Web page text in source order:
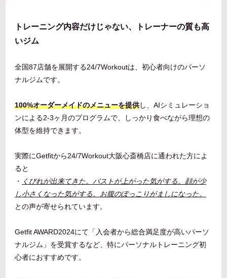
トレーニング内容だけじゃない、トレーナーの質も高
いジム
全国87店舗を展開する24/7Workoutは、初心者向けのパーソ
ナルジムです。
100%オーダーメイドのメニューを提供し、AIシミュレーショ
ンによる2-3ヶ月のプログラムで、しっかり食べながら理想の
体型を維持できます。
実際にGetfitから24/7Workout大阪心斎橋店に通われた方によ
ると
・ くびれが出来てきた。バストが上がった気がする。顔が少
し小さくなった気がする。お腹のぽっこりがましになった。
との声が寄せられています。
Getfit AWARD2024にて「入会者から総合満足度が高いパーソ
ナルジム」を受賞するなど、特にパーソナルトレーニング初
心者におすすめです。